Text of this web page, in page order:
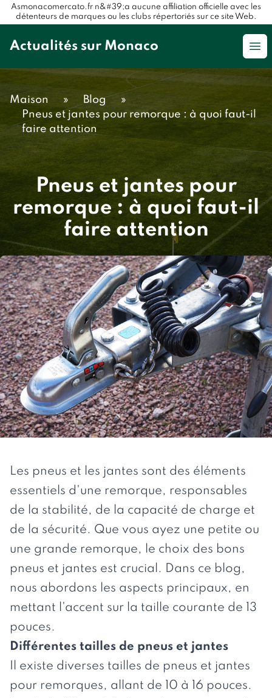
Asmonacomercato.fr n&#39;a aucune affiliation officielle avec les
détenteurs de marques ou les clubs répertoriés sur ce site Web.
Actualités sur Monaco
Maison » Blog
»
Pneus et jantes pour remorque : à quoi faut-il
faire attention
Pneus et jantes pour
remorque : à quoi faut-il
faire attention
Les pneus et les jantes sont des éléments
essentiels d'une remorque, responsables
de la stabilité, de la capacité de charge et
de la sécurité. Que vous ayez une petite ou
une grande remorque, le choix des bons
pneus et jantes est crucial. Dans ce blog,
nous abordons les aspects principaux, en
mettant l'accent sur la taille courante de 13
pouces.
Différentes tailles de pneus et jantes
Il existe diverses tailles de pneus et jantes
pour remorques, allant de 10 à 16 pouces.